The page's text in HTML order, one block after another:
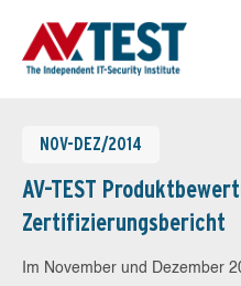
NOV-DEZ/2014
AV-TEST
Zertifizierungsbericht
Im November und Dezember